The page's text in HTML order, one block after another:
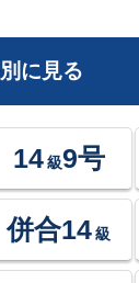
に見る
14級9号
併合14 級